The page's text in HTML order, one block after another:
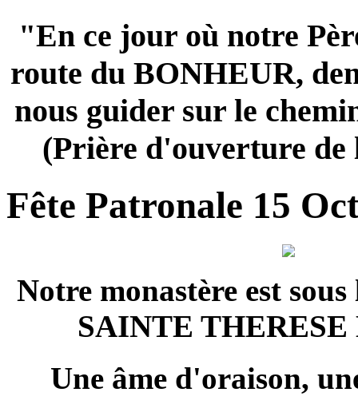
"En ce jour où notre
route du BONHEUR,
nous guider sur le
(Prière d'ouverture de
Fête Patronale 15
Notre monastère est
SAINTE
Une âme d'oraison,